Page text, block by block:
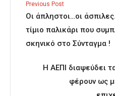
Previous Post
Οι άπληστοι…οι
τίμιο παλικάρι που
σκηνικό στο Σύνταγμα !
Η ΑΕΠΙ διαψεύδει
φέρουν ως